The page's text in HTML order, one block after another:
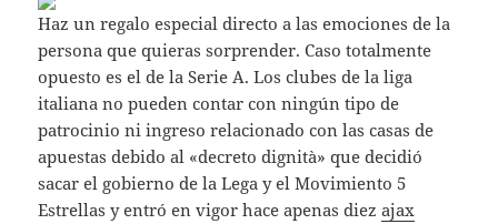
Haz un regalo especial directo a las emociones de la
persona que quieras sorprender. Caso totalmente
opuesto es el de la Serie A. Los clubes de la liga
italiana no pueden contar con ningún tipo de
patrocinio ni ingreso relacionado con las casas de
apuestas debido al «decreto dignità» que decidió
sacar el gobierno de la Lega y el Movimiento 5
Estrellas y entró en vigor hace apenas diezajax